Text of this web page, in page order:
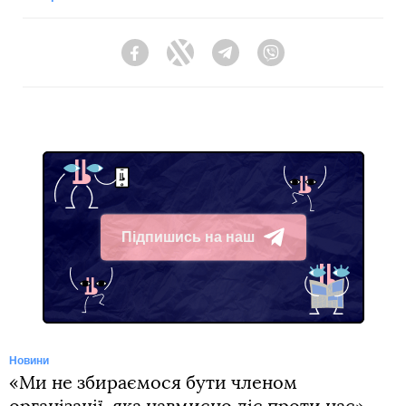
FacebookTwitter Telegram
Підпишись на наш
Telegram
Новини
«Ми не збираємося бути членом